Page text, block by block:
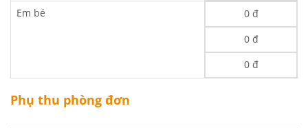
Em bé 0 đ
0 đ
0 đ
Phụ thu phòng đơn